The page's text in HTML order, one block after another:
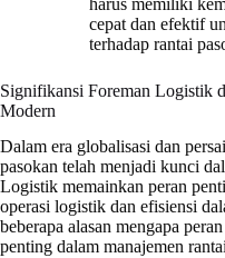
cepat dan efektif
terhadap rantai
Signifikansi Foreman Logistik
Modern
Dalam era globalisasi dan
pasokan telah menjadi kunci
Logistik memainkan peran
operasi logistik dan efisiensi
beberapa alasan mengapa
penting dalam manajemen